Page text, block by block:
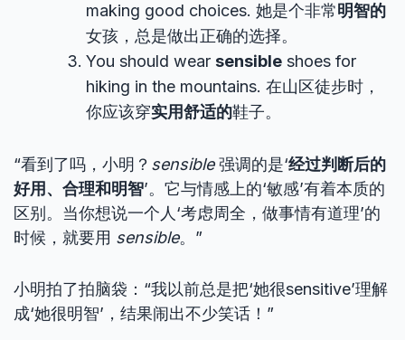
making good choices. 她是个非常明智的
女孩，总是做出正确的选择。
You should wear sensible shoes for
hiking in the mountains. 在山区徒步时，
你应该穿实用舒适的鞋子。
“看到了吗，小明？ sensible强调的是‘经过判断后的
好用、合理和明智’。它与情感上的‘敏感’有着本质的
区别。当你想说一个人‘考虑周全，做事情有道理’的
时候，就要用 sensible。”
小明拍了拍脑袋：“我以前总是把‘她很sensitive’理解
成‘她很明智’，结果闹出不少笑话！”